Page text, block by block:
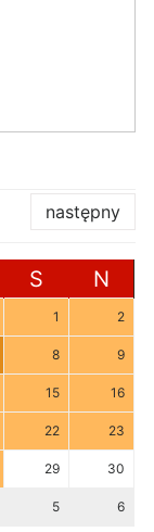
następny
S N
1 2
8 9
15 16
22 23
29 30
5 6